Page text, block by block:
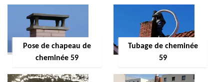
Pose de chapeau de
cheminée 59
Tubage de cheminée
59